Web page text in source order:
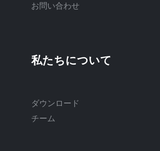
お問い合わせ
ダウンロード
チーム